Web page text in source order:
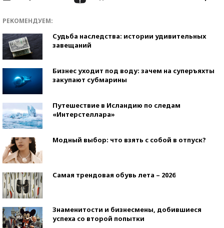
РЕКОМЕНДУЕМ:
Судьба наследства: истории удивительных
завещаний
Бизнес уходит под воду: зачем на суперъяхты
закупают субмарины
Путешествие в Исландию по следам
«Интерстеллара»
Модный выбор: что взять с собой в отпуск?
Самая трендовая обувь лета – 2026
Знаменитости и бизнесмены, добившиеся
успеха со второй попытки